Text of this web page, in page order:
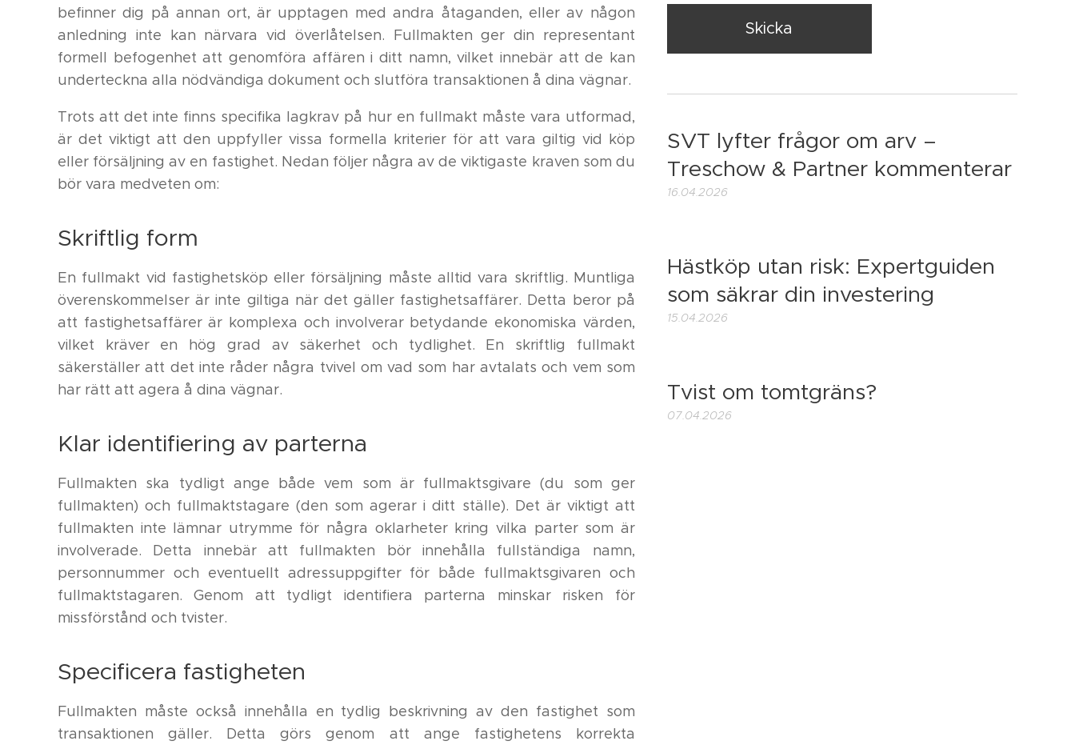
befinner dig på annan ort, är upptagen med andra åtaganden, eller av någon
anledning inte kan närvara vid överlåtelsen. Fullmakten ger din representant
formell befogenhet att genomföra affären i ditt namn, vilket innebär att de kan
underteckna alla nödvändiga dokument och slutföra transaktionen å dina vägnar.
Trots att det inte finns specifika lagkrav på hur en fullmakt måste vara utformad,
är det viktigt att den uppfyller vissa formella kriterier för att vara giltig vid köp
eller försäljning av en fastighet. Nedan följer några av de viktigaste kraven som du
bör vara medveten om:
Skriftlig form
En fullmakt vid fastighetsköp eller försäljning måste alltid vara skriftlig. Muntliga
överenskommelser är inte giltiga när det gäller fastighetsaffärer. Detta beror på
att fastighetsaffärer är komplexa och involverar betydande ekonomiska värden,
vilket kräver en hög grad av säkerhet och tydlighet. En skriftlig fullmakt
säkerställer att det inte råder några tvivel om vad som har avtalats och vem som
har rätt att agera å dina vägnar.
Klar identifiering av parterna
Fullmakten ska tydligt ange både vem som är fullmaktsgivare (du som ger
fullmakten) och fullmaktstagare (den som agerar i ditt ställe). Det är viktigt att
fullmakten inte lämnar utrymme för några oklarheter kring vilka parter som är
involverade. Detta innebär att fullmakten bör innehålla fullständiga namn,
personnummer och eventuellt adressuppgifter för både fullmaktsgivaren och
fullmaktstagaren. Genom att tydligt identifiera parterna minskar risken för
missförstånd och tvister.
Specificera fastigheten
Fullmakten måste också innehålla en tydlig beskrivning av den fastighet som
transaktionen gäller. Detta görs genom att ange fastighetens korrekta
Skicka
SVT lyfter frågor om arv –
Treschow & Partner kommenterar
16.04.2026
Hästköp utan risk: Expertguiden
som säkrar din investering
15.04.2026
Tvist om tomtgräns?
07.04.2026